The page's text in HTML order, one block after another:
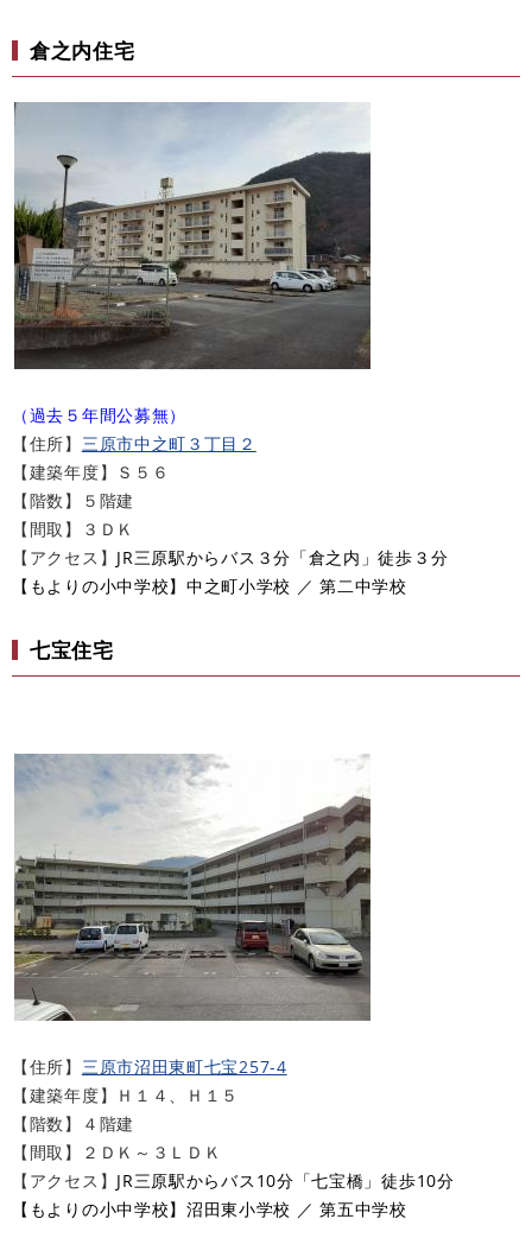
倉之内住宅
（過去５年間公募無）
【住所】 三原市中之町３丁目２
【建築年度】Ｓ５６
【階数】５階建
【間取】３ＤＫ
【アクセス】 JR三原駅からバス３分「倉之内」徒歩３分​
​【もよりの小中学校】中之町小学校 ／ 第二中学校
七宝住宅
【住所】 三原市沼田東町七宝257-4​
【建築年度】Ｈ１４、Ｈ１５
【階数】４階建
【間取】２ＤＫ～３ＬＤＫ
【アクセス】 JR三原駅からバス10分「七宝橋」徒歩10分​
​【もよりの小中学校】沼田東小学校 ／ 第五中学校